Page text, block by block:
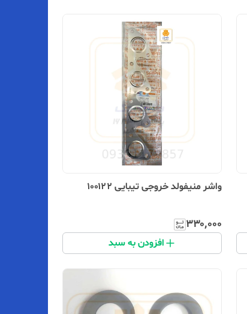
واشر منیفولد خروجی تیبایی ۱۰۰۱۲۲
۳۳۰٬۰۰۰
افزودن به سبد